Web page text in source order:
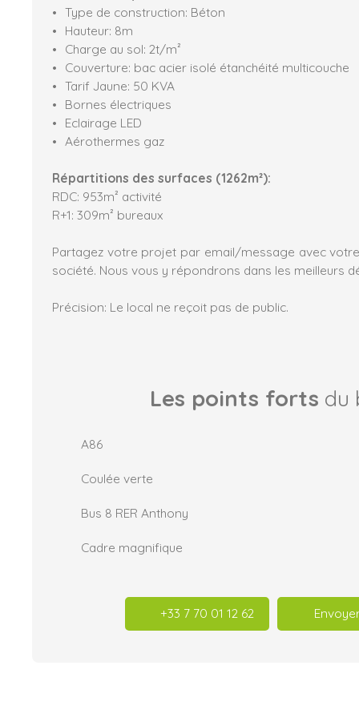
Type de construction: Béton
Hauteur: 8m
Charge au sol: 2t/m²
Couverture: bac acier isolé étanchéité multicouche
Tarif Jaune: 50 KVA
Bornes électriques
Eclairage LED
Aérothermes gaz
Répartitions des surfaces (1262m²):
RDC: 953m² activité
R+1: 309m² bureaux
Partagez votre projet par email/message avec
société. Nous vous y répondrons dans les meilleurs
Précision: Le local ne reçoit pas de public.
Les points forts du
A86
Coulée verte
Bus 8 RER Anthony
Cadre magnifique
+33 7 70 01 12 62